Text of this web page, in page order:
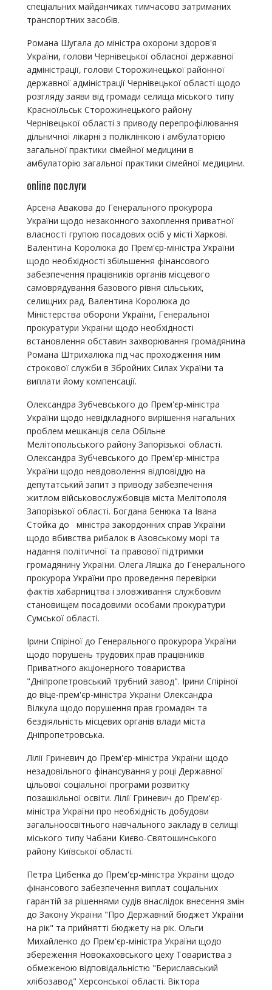
спеціальних майданчиках тимчасово затриманих
транспортних засобів.
Романа Шугала до міністра охорони здоров'я
України, голови Чернівецької обласної державної
адміністрації, голови Сторожинецької районної
державної адміністрації Чернівецької області щодо
розгляду заяви від громади селища міського типу
Красноїльськ Сторожинецького району
Чернівецької області з приводу перепрофілювання
дільничної лікарні з поліклінікою і амбулаторією
загальної практики сімейної медицини в
амбулаторію загальної практики сімейної медицини.
online послуги
Арсена Авакова до Генерального прокурора
України щодо незаконного захоплення приватної
власності групою посадових осіб у місті Харкові.
Валентина Королюка до Прем'єр-міністра України
щодо необхідності збільшення фінансового
забезпечення працівників органів місцевого
самоврядування базового рівня сільських,
селищних рад. Валентина Королюка до
Міністерства оборони України, Генеральної
прокуратури України щодо необхідності
встановлення обставин захворювання громадянина
Романа Штрихалюка під час проходження ним
строкової служби в Збройних Силах України та
виплати йому компенсації.
Олександра Зубчевського до Прем'єр-міністра
України щодо невідкладного вирішення нагальних
проблем мешканців села Обільне
Мелітопольського району Запорізької області.
Олександра Зубчевського до Прем'єр-міністра
України щодо невдоволення відповіддю на
депутатський запит з приводу забезпечення
житлом військовослужбовців міста Мелітополя
Запорізької області. Богдана Бенюка та Івана
Стойка до міністра закордонних справ України
щодо вбивства рибалок в Азовському морі та
надання політичної та правової підтримки
громадянину України. Олега Ляшка до Генерального
прокурора України про проведення перевірки
фактів хабарництва і зловживання службовим
становищем посадовими особами прокуратури
Сумської області.
Ірини Спіріної до Генерального прокурора України
щодо порушень трудових прав працівників
Приватного акціонерного товариства
"Дніпропетровський трубний завод". Ірини Спіріної
до віце-прем'єр-міністра України Олександра
Вілкула щодо порушення прав громадян та
бездіяльність місцевих органів влади міста
Дніпропетровська.
Лілії Гриневич до Прем'єр-міністра України щодо
незадовільного фінансування у році Державної
цільової соціальної програми розвитку
позашкільної освіти. Лілії Гриневич до Прем'єр-
міністра України про необхідність добудови
загальноосвітнього навчального закладу в селищі
міського типу Чабани Києво-Святошинського
району Київської області.
Петра Цибенка до Прем'єр-міністра України щодо
фінансового забезпечення виплат соціальних
гарантій за рішеннями судів внаслідок внесення змін
до Закону України "Про Державний бюджет України
на рік" та прийнятті бюджету на рік. Ольги
Михайленко до Прем'єр-міністра України щодо
збереження Новокаховського цеху Товариства з
обмеженою відповідальністю "Бериславський
хлібозавод" Херсонської області. Віктора